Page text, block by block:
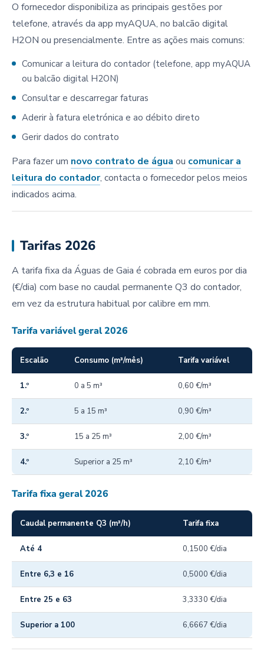
O fornecedor disponibiliza as principais gestões por
telefone, através da app myAQUA, no balcão digital
H2ON ou presencialmente. Entre as ações mais comuns:
Comunicar a leitura do contador (telefone, app myAQUA
ou balcão digital H2ON)
Consultar e descarregar faturas
Aderir à fatura eletrónica e ao débito direto
Gerir dados do contrato
Para fazer um novo contrato de água ou comunicar a
leitura do contador, contacta o fornecedor pelos meios
indicados acima.
Tarifas 2026
A tarifa fixa da Águas de Gaia é cobrada em euros por dia
(€/dia) com base no caudal permanente Q3 do contador,
em vez da estrutura habitual por calibre em mm.
Tarifa variável geral 2026
Escalão Consumo (m³/mês) Tarifa variável
1.º 0 a 5 m³ 0,60 €/m³
2.º 5 a 15 m³ 0,90 €/m³
3.º 15 a 25 m³ 2,00 €/m³
4.º Superior a 25 m³ 2,10 €/m³
Tarifa fixa geral 2026
Caudal permanente Q3 (m³/h) Tarifa fixa
Até 4 0,1500 €/dia
Entre 6,3 e 16 0,5000 €/dia
Entre 25 e 63 3,3330 €/dia
Superior a 100 6,6667 €/dia